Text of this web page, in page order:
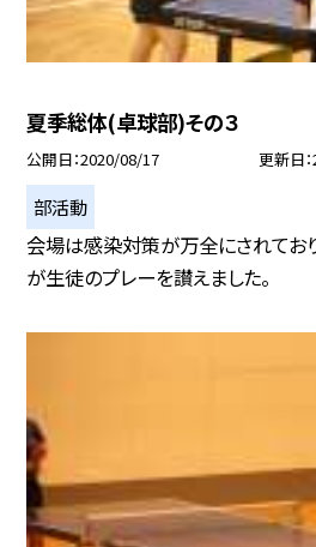
夏季総体(卓球部)その３
公開日 2020/08/17 更新日
部活動
会場は感染対策が万全にされてお
が生徒のプレーを讃えました。